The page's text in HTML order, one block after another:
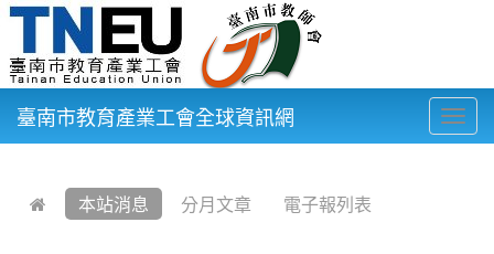
臺南市教育產業工會全球資訊網
本站消息 分月文章 電子報列表